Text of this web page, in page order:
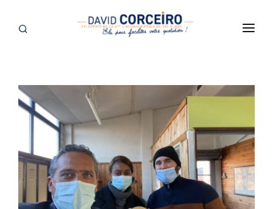
PRÉSENTATION
VIVRE SOISY AVEC DAVID CORCEIRO
ÉLU À SOISY-SOUS-MONTMORENCY
DANS LES MÉDIAS
ACTUALITÉS